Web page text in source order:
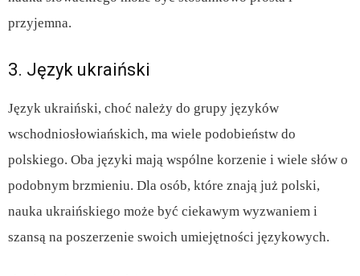
przyjemna.
3. Język ukraiński
Język ukraiński, choć należy do grupy języków
wschodniosłowiańskich, ma wiele podobieństw do
polskiego. Oba języki mają wspólne korzenie i wiele słów o
podobnym brzmieniu. Dla osób, które znają już polski,
nauka ukraińskiego może być ciekawym wyzwaniem i
szansą na poszerzenie swoich umiejętności językowych.